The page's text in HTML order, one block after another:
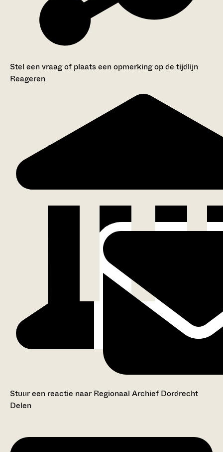
Stel een vraag of plaats een opmerking op de tijdlijn
Reageren
Stuur een reactie naar Regionaal Archief Dordrecht
Delen